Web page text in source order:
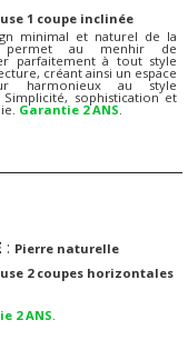
1 coupe inclinée
minimal et naturel de la
permet au menhir de
parfaitement à tout style
créant ainsi un espace
harmonieux au style
Simplicité, sophistication et
Garantie 2 ANS.
: Pierre naturelle
2 coupes horizontales
2 ANS.